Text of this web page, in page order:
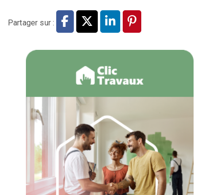
Partager sur :